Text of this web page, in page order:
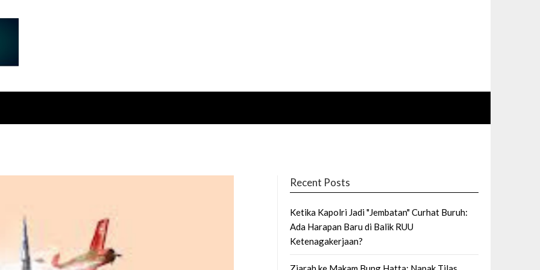
Recent Posts
Ketika Kapolri Jadi "Jembatan" Curhat Buruh:
Ada Harapan Baru di Balik RUU
Ketenagakerjaan?